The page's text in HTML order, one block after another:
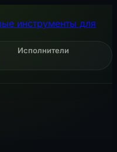
инструменты для
Исполнители